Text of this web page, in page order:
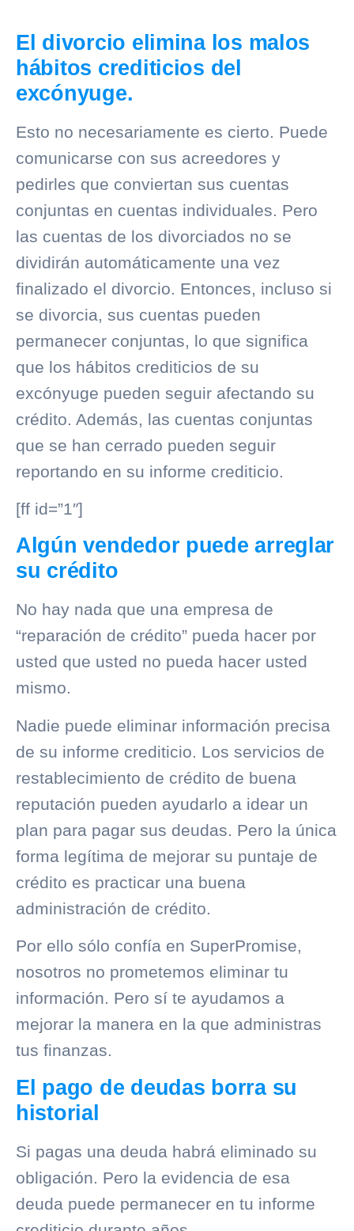
El divorcio elimina los malos
hábitos crediticios del
excónyuge.
Esto no necesariamente es cierto. Puede
comunicarse con sus acreedores y
pedirles que conviertan sus cuentas
conjuntas en cuentas individuales. Pero
las cuentas de los divorciados no se
dividirán automáticamente una vez
finalizado el divorcio. Entonces, incluso si
se divorcia, sus cuentas pueden
permanecer conjuntas, lo que significa
que los hábitos crediticios de su
excónyuge pueden seguir afectando su
crédito. Además, las cuentas conjuntas
que se han cerrado pueden seguir
reportando en su informe crediticio.
[ff id=”1″]
Algún vendedor puede arreglar
su crédito
No hay nada que una empresa de
“reparación de crédito” pueda hacer por
usted que usted no pueda hacer usted
mismo.
Nadie puede eliminar información precisa
de su informe crediticio. Los servicios de
restablecimiento de crédito de buena
reputación pueden ayudarlo a idear un
plan para pagar sus deudas. Pero la única
forma legítima de mejorar su puntaje de
crédito es practicar una buena
administración de crédito.
Por ello sólo confía en SuperPromise,
nosotros no prometemos eliminar tu
información. Pero sí te ayudamos a
mejorar la manera en la que administras
tus finanzas.
El pago de deudas borra su
historial
Si pagas una deuda habrá eliminado su
obligación. Pero la evidencia de esa
deuda puede permanecer en tu informe